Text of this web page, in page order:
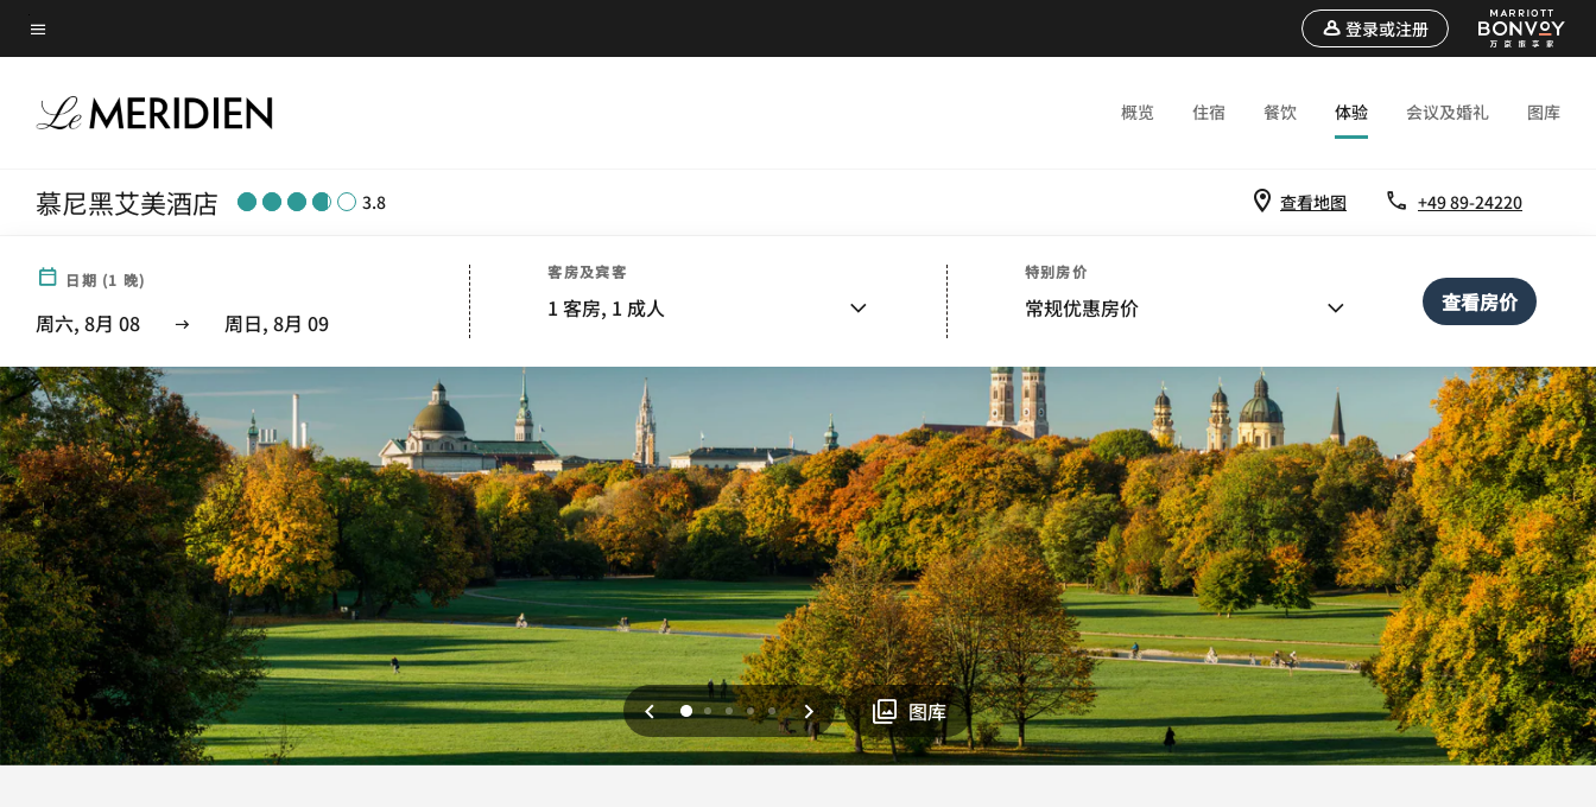
Skip
to
content
菜单文本
登录或注册
概览 住宿 餐饮 体验 会议及婚礼 图库
慕尼黑艾美酒店 3.8 查看地图 +49 89-24220
日期 (1 晚)
周六, 8月 08 周日, 8月 09
客房及宾客
1 客房, 1 成人
特别房价
常规优惠房价 查看房价
上一页
01234 下一页 图库